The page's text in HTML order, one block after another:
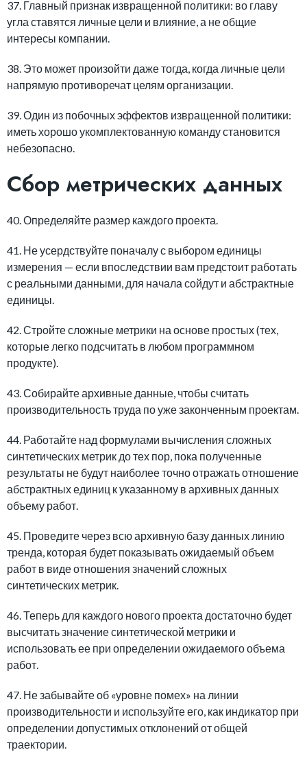
37. Главный признак извращенной политики: во главу
угла ставятся личные цели и влияние, а не общие
интересы компании.
38. Это может произойти даже тогда, когда личные цели
напрямую противоречат целям организации.
39. Один из побочных эффектов извращенной политики:
иметь хорошо укомплектованную команду становится
небезопасно.
Сбор метрических данных
40. Определяйте размер каждого проекта.
41. Не усердствуйте поначалу с выбором единицы
измерения — если впоследствии вам предстоит работать
с реальными данными, для начала сойдут и абстрактные
единицы.
42. Стройте сложные метрики на основе простых (тех,
которые легко подсчитать в любом программном
продукте).
43. Собирайте архивные данные, чтобы считать
производительность труда по уже законченным проектам.
44. Работайте над формулами вычисления сложных
синтетических метрик до тех пор, пока полученные
результаты не будут наиболее точно отражать отношение
абстрактных единиц к указанному в архивных данных
объему работ.
45. Проведите через всю архивную базу данных линию
тренда, которая будет показывать ожидаемый объем
работ в виде отношения значений сложных
синтетических метрик.
46. Теперь для каждого нового проекта достаточно будет
высчитать значение синтетической метрики и
использовать ее при определении ожидаемого объема
работ.
47. Не забывайте об «уровне помех» на линии
производительности и используйте его, как индикатор при
определении допустимых отклонений от общей
траектории.